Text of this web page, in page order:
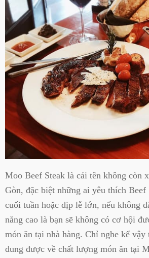
Moo Beef Steak là cái tên không còn
Gòn, đặc biệt những ai yêu thích Beef
cuối tuần hoặc dịp lễ lớn, nếu không
năng cao là bạn sẽ không có cơ hội
món ăn tại nhà hàng. Chỉ nghe kể
dung được về chất lượng món ăn tại